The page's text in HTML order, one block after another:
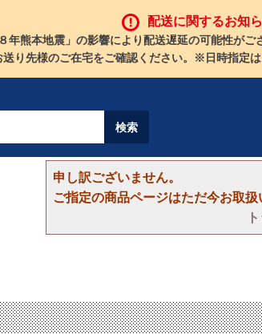
配送に関するお知ら
８年熊本地震」の影響により配送遅延の可能性がご
り先様のご在宅をご確認ください。※日時指定
申し訳ございません。
ご指定の商品ページはただ今お取扱